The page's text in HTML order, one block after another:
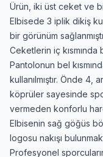
Ürün, iki üst ceket ve
Elbisede 3 iplik dikiş
bir görünüm
Ceketlerin iç kısmında
Pantolonun bel
kullanılmıştır. Önde
köprüler sayesinde
vermeden konforlu
Elbisenin sağ göğüs
logosu nakışı
Profesyonel